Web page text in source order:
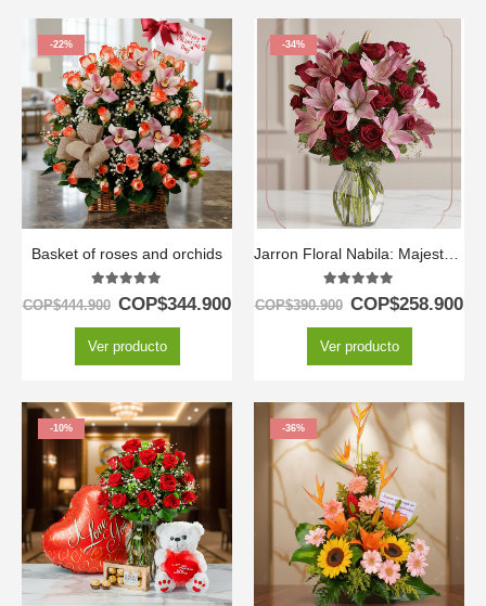
-22%
Basket of roses and orchids
out of 5
COP$444.900 COP$344.900
Ver producto
-34%
out of 5
COP$390.900 COP$258.900
Ver producto
-10% -36%